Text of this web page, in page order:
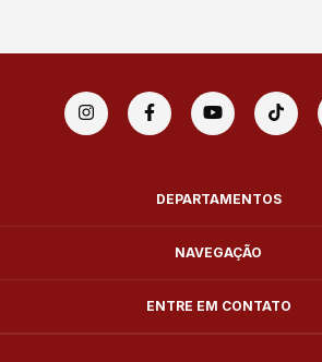
DEPARTAMENTOS
NAVEGAÇÃO
ENTRE EM CONTATO